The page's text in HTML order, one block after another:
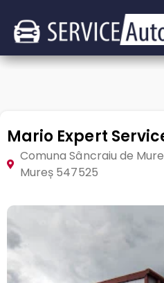
Mario Expert
Comuna Sâncraiu de
Mureș 547525